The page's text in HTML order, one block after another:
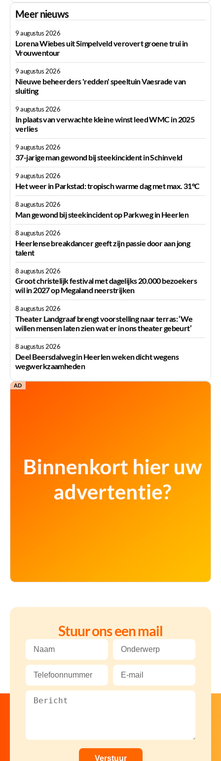
Meer nieuws
9 augustus 2026
Lorena Wiebes uit Simpelveld verovert groene trui in
Vrouwentour
9 augustus 2026
Nieuwe beheerders 'redden' speeltuin Vaesrade van
sluiting
9 augustus 2026
In plaats van verwachte kleine winst leed WMC in 2025
verlies
9 augustus 2026
37-jarige man gewond bij steekincident in Schinveld
9 augustus 2026
Het weer in Parkstad: tropisch warme dag met max. 31°C
8 augustus 2026
Man gewond bij steekincident op Parkweg in Heerlen
8 augustus 2026
Heerlense breakdancer geeft zijn passie door aan jong
talent
8 augustus 2026
Groot christelijk festival met dagelijks 20.000 bezoekers
wil in 2027 op Megaland neerstrijken
8 augustus 2026
Theater Landgraaf brengt voorstelling naar terras: ‘We
willen mensen laten zien wat er in ons theater gebeurt’
8 augustus 2026
Deel Beersdalweg in Heerlen weken dicht wegens
wegwerkzaamheden
AD
Stuur ons een mail